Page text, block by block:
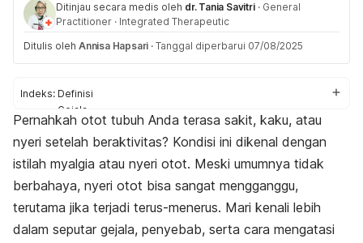
Ditinjau secara medis oleh dr. Tania Savitri · General
Practitioner · Integrated Therapeutic
Ditulis oleh Annisa Hapsari · Tanggal diperbarui 07/08/2025
Indeks: Definisi
Gejala
Penyebab
Faktor risiko
Diagnosis
Pengobatan
Pengobatan di rumah
Pencegahan
Pernahkah otot tubuh Anda terasa sakit, kaku, atau
nyeri setelah beraktivitas? Kondisi ini dikenal dengan
istilah myalgia atau nyeri otot. Meski umumnya tidak
berbahaya, nyeri otot bisa sangat mengganggu,
terutama jika terjadi terus-menerus. Mari kenali lebih
dalam seputar gejala, penyebab, serta cara mengatasi